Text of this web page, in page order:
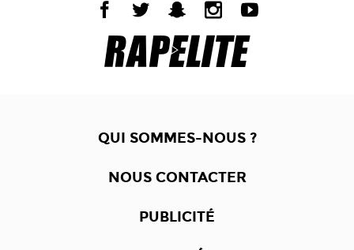
QUI SOMMES-NOUS ?
NOUS CONTACTER
PUBLICITÉ